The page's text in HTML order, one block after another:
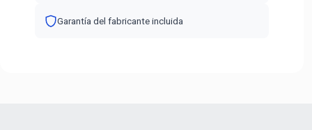
Garantía del fabricante incluida